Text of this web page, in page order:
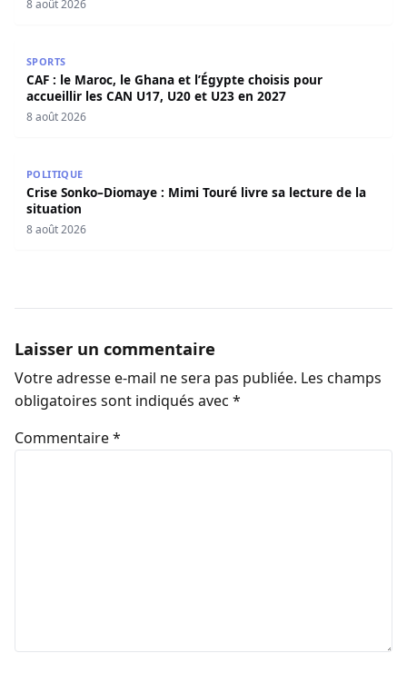
8 août 2026
SPORTS
CAF : le Maroc, le Ghana et l’Égypte choisis pour
accueillir les CAN U17, U20 et U23 en 2027
8 août 2026
POLITIQUE
Crise Sonko–Diomaye : Mimi Touré livre sa lecture de la
situation
8 août 2026
Laisser un commentaire
Votre adresse e-mail ne sera pas publiée. Les champs
obligatoires sont indiqués avec *
Commentaire*